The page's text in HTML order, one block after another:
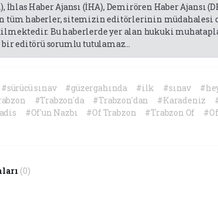
İhlas Haber Ajansı (İHA), Demirören Haber Ajansı
tüm haberler, sitemizin editörlerinin müdahalesi
Bu haberlerde yer alan hukuki
editörü sorumlu tutulamaz...
#sürücü sınav #güzergahında #ilk #sınav
#Trabzon'da #Trabzon'dan #Karadeniz
#Of'un Nazbı #Of Trabzon #Trabzon Of
(0)